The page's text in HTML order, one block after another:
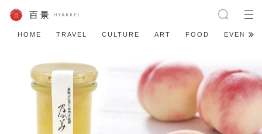
HOME TRAVEL CULTURE ART FOOD EVENT